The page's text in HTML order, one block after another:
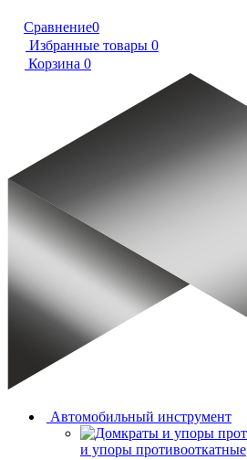
Сравнение0
Избранные товары 0
Корзина 0
Автомобильный инструмент
и упоры противооткатные